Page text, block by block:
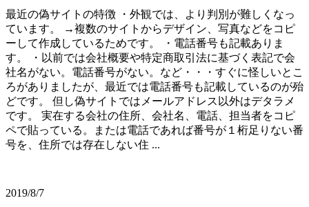
最近の偽サイトの特徴 ・外観では、より判別が難しくなっ
ています。 →複数のサイトからデザイン、写真などをコピ
ーして作成しているためです。 ・電話番号も記載ありま
す。 ・以前では会社概要や特定商取引法に基づく表記で会
社名がない。電話番号がない。など・・・すぐに怪しいとこ
ろがありましたが、最近では電話番号も記載しているのが殆
どです。 但し偽サイトではメールアドレス以外はデタラメ
です。 実在する会社の住所、会社名、電話、担当者をコピ
ペで貼っている。または電話であれば番号が１桁足りない番
号を、住所では存在しない住 ...
2019/8/7